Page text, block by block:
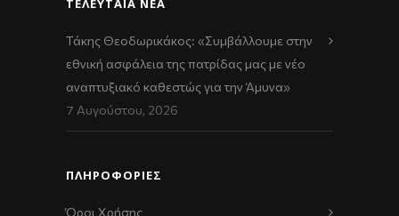
ΤΕΛΕΥΤΑΊΑ ΝΈΑ
Τάκης Θεοδωρικάκος: «Συμβάλλουμε στην
εθνική ασφάλεια της πατρίδας μας με νέο
αναπτυξιακό καθεστώς για την Άμυνα»
7 Αυγούστου, 2026
ΠΛΗΡΟΦΟΡΙΕΣ
Όροι Χρήσης